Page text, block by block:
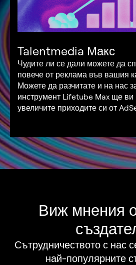
Talentmedia Макс
Чудите ли се дали можете да
повече от реклама във вашия
Можете да разчитате и на нас
инструмент Lifetube Max ще ви
увеличите приходите си от
Виж мнения
Сътрудничеството с нас
най-популярните